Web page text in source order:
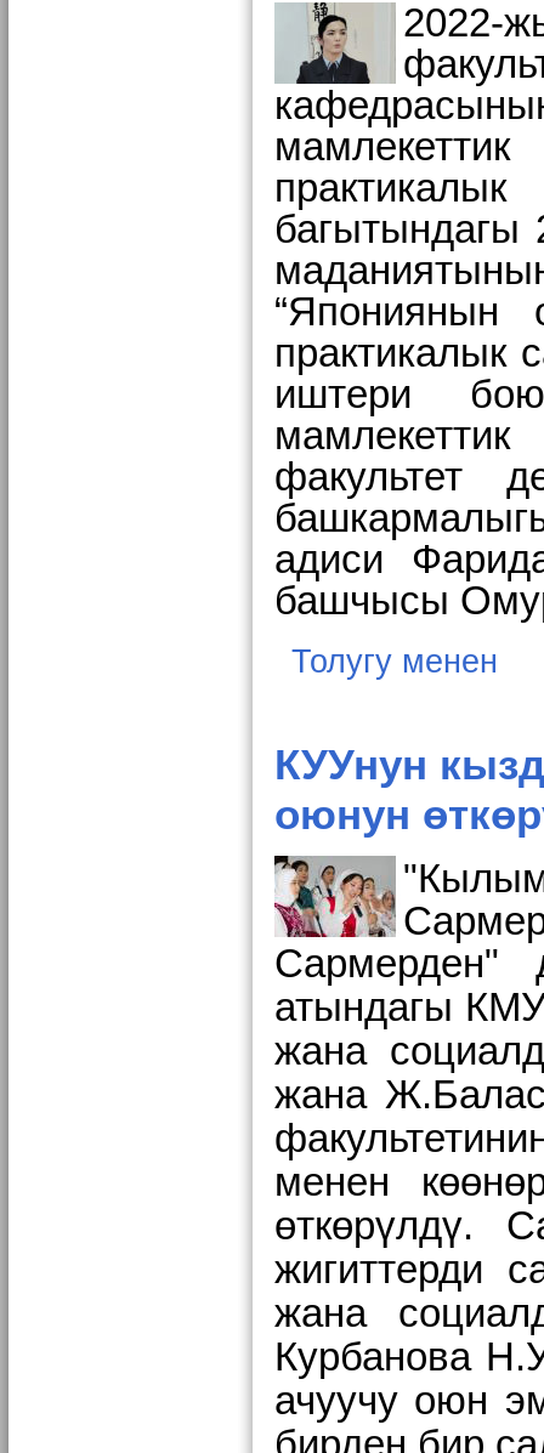
2022-
багытындагы
“Япониянын
практикалык
иштери
факультет
адиси
башчысы
Толугу менен
КУУнун
оюнун
Сармерден"
атындагы
жана
жана
менен
өткөрүлдү.
жигиттерди
жана
Курбанова
ачуучу оюн